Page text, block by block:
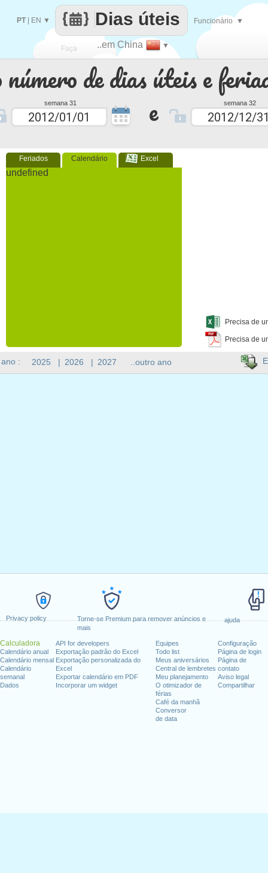
Privacy policy
Torne-se Premium para remover anúncios e
mais
ajuda
Calculadora
Calendário anual
Calendário mensal
Calendário
semanal
Dados
API for developers
Exportação padrão do Excel
Exportação personalizada do
Excel
Exportar calendário em PDF
Incorporar um widget
Equipes
Todo list
Meus aniversários
Central de lembretes
Meu planejamento
O otimizador de
férias
Café da manhã
Conversor
de data
Configuração
Página de login
Página de
contato
Aviso legal
Compartilhar
de dias úteis e
semana 31 e semana 32
Feriados Calendário Excel
undefined
Precisa de
Precisa de
Faça
cada
..em China ▼
Dias úteis
PT| EN ▼ Funcionário ▼
: 2025 | 2026 | 2027 ..outro ano